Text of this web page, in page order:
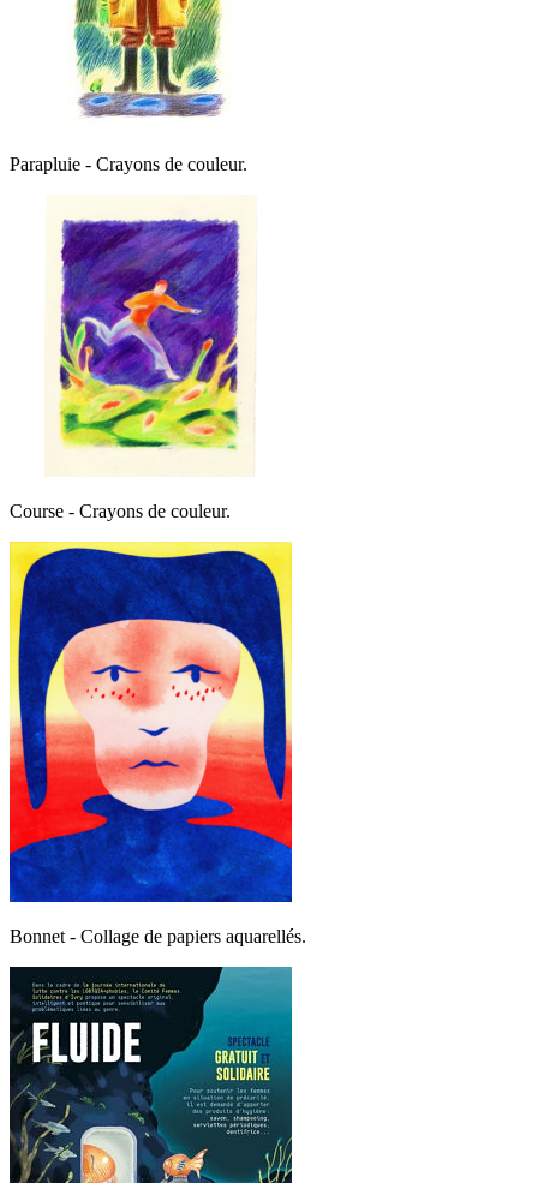
Parapluie - Crayons de couleur.
Course - Crayons de couleur.
Bonnet - Collage de papiers aquarellés.